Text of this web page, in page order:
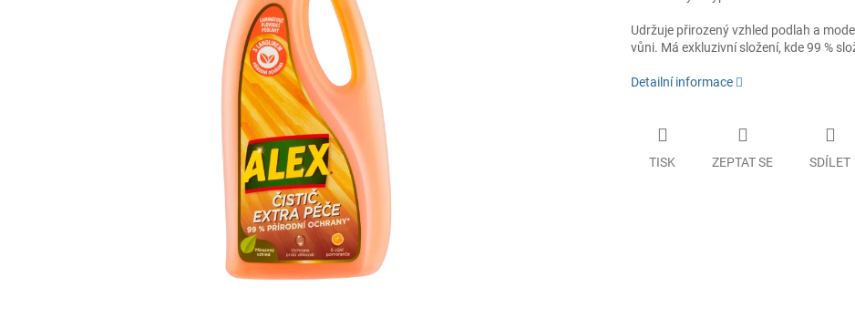
Udržuje přirozený vzhled podlah a
vůni. Má exkluzivní složení, kde 99 %
Detailní informace
TISK ZEPTAT SE SDÍLET